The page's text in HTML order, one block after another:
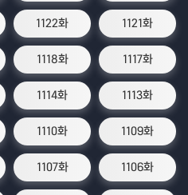
1122화 1121화
1118화 1117화
1114화 1113화
1110화 1109화
1107화 1106화